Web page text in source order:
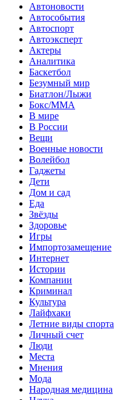
Автоновости
Автособытия
Автоспорт
Автоэксперт
Актеры
Аналитика
Баскетбол
Безумный мир
Биатлон/Лыжи
Бокс/MMA
В мире
В России
Вещи
Военные новости
Волейбол
Гаджеты
Дети
Дом и сад
Еда
Звёзды
Здоровье
Игры
Импортозамещение
Интернет
Истории
Компании
Криминал
Культура
Лайфхаки
Летние виды спорта
Личный счет
Люди
Места
Мнения
Мода
Народная медицина